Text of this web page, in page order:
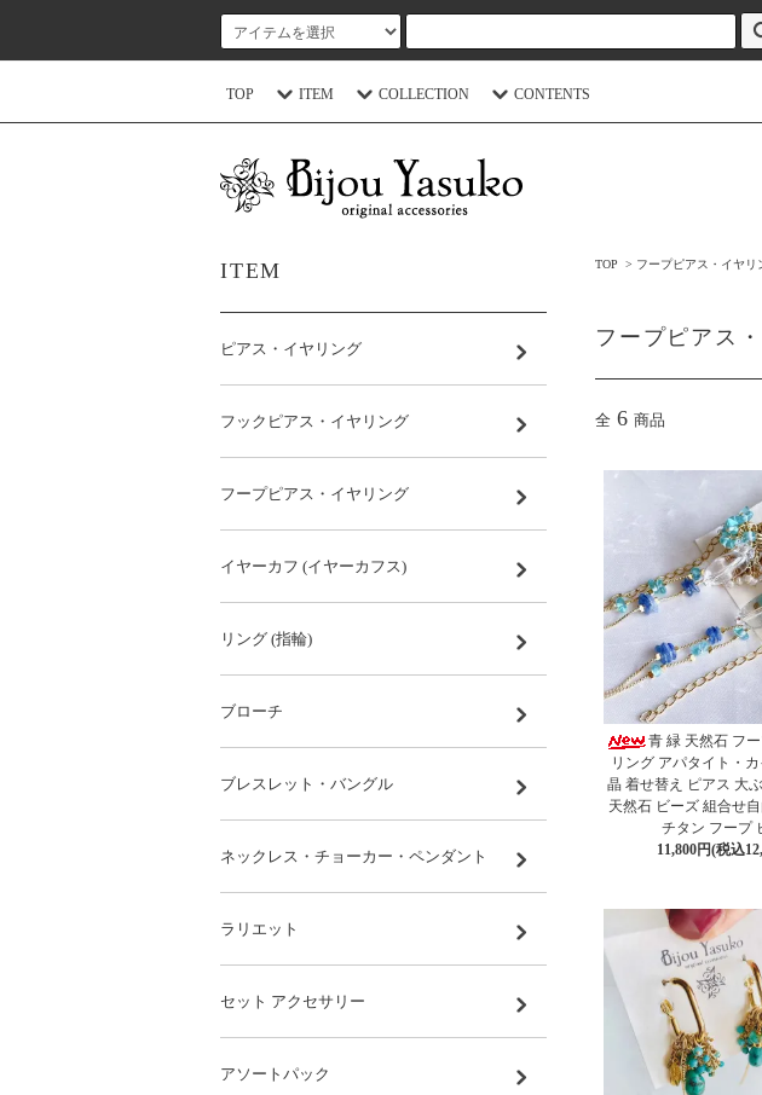
TOP ITEM COLLECTION CONTENTS
TOP > フープピアス・イヤリ
フープピアス
全 6 商品
青 緑 天然石 フ
リング アパタイト・
晶 着せ替え ピアス 大
天然石 ビーズ 組合せ
チタン フープ
11,800円(税込
ITEM
ピアス・イヤリング
フックピアス・イヤリング
フープピアス・イヤリング
イヤーカフ (イヤーカフス)
リング (指輪)
ブローチ
ブレスレット・バングル
ネックレス・チョーカー・ペンダント
ラリエット
セット アクセサリー
アソートパック